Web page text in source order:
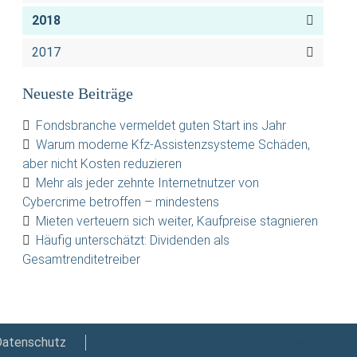
2018
2017
Neueste Beiträge
Fondsbranche vermeldet guten Start ins Jahr
Warum moderne Kfz-Assistenzsysteme Schäden,
aber nicht Kosten reduzieren
Mehr als jeder zehnte Internetnutzer von
Cybercrime betroffen – mindestens
Mieten verteuern sich weiter, Kaufpreise stagnieren
Häufig unterschätzt: Dividenden als
Gesamtrenditetreiber